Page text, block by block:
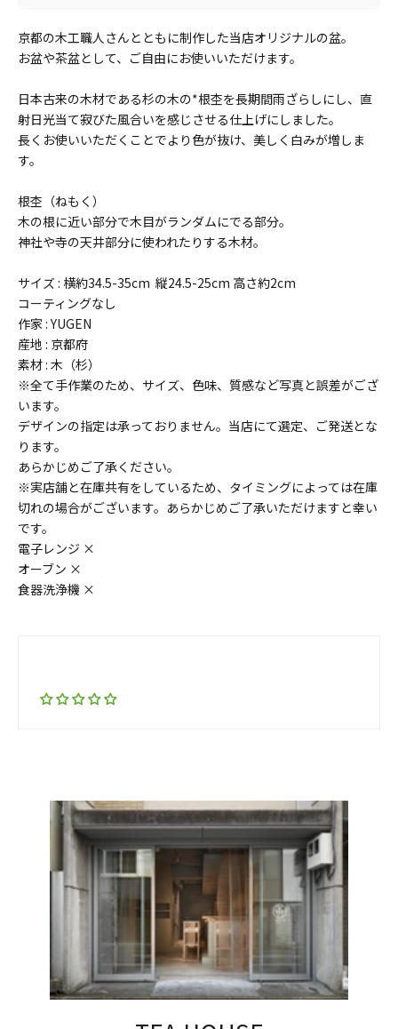
京都の木工職人さんとともに制作した当店オリジナルの盆。
お盆や茶盆として、ご自由にお使いいただけます。
日本古来の木材である杉の木の*根杢を長期間雨ざらしにし、直
射日光当て寂びた風合いを感じさせる仕上げにしました。
長くお使いいただくことでより色が抜け、美しく白みが増しま
す。
根杢（ねもく）
木の根に近い部分で木目がランダムにでる部分。
神社や寺の天井部分に使われたりする木材。
サイズ : 横約34.5-35cm 縦24.5-25cm 高さ約2cm
コーティングなし
作家 : YUGEN
産地 : 京都府
素材 : 木（杉）
※全て手作業のため、サイズ、色味、質感など写真と誤差がござ
います。
デザインの指定は承っておりません。当店にて選定、ご発送とな
ります。
あらかじめご了承ください。
※実店舗と在庫共有をしているため、タイミングによっては在庫
切れの場合がございます。あらかじめご了承いただけますと幸い
です。
電子レンジ ×
オーブン ×
食器洗浄機 ×